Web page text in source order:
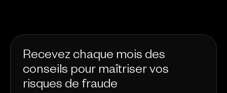
Recevez chaque mois des
conseils pour maîtriser vos
risques de fraude